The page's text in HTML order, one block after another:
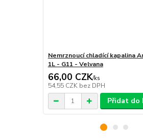
Nemrznoucí chladící kapalina
1L - G11 - Velvana
66,00 CZK/ks
54,55 CZK bez DPH
Přidat do